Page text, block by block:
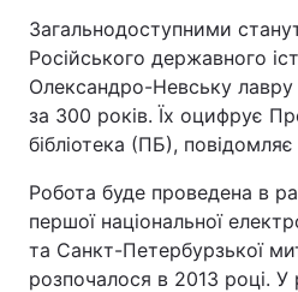
Загальнодоступними
Російського державного
Олександро-Невську лавру
за 300 років. Їх оцифрує
бібліотека (ПБ), повідомляє
Робота буде проведена в
першої національної
та Санкт-Петербурзької
розпочалося в 2013 році. У